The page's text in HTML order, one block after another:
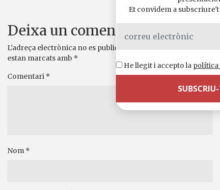
Deixa un comentari
L'adreça electrònica no es publicarà.Els camps necessaris
estan marcats amb *
Comentari *
Nom *
Et convidem a
He llegit i accepto la política